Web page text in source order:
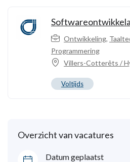
Ontwikkeling,
Programmering
Villers-Cotterêts /
Voltijds
Overzicht van vacatures
Datum geplaatst